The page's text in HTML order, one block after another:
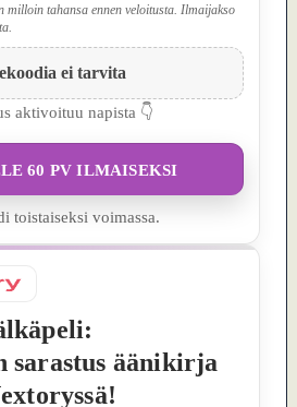
milloin tahansa ennen veloitusta. Ilmaijakso
ei tarvita
aktivoituu napista 👇
60 PV ILMAISEKSI
toistaiseksi voimassa.
sarastus äänikirja